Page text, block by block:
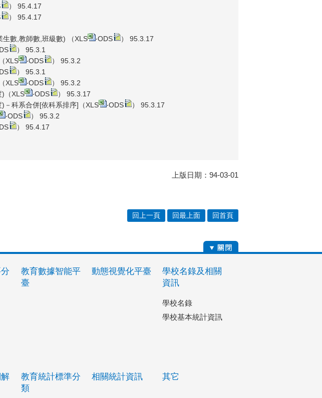
） 95.4.17
） 95.4.17
數,教師數,班級數) （XLS ‧ODS
） 95.3.17
） 95.3.1
XLS ‧ODS
） 95.3.2
） 95.3.1
XLS ‧ODS
） 95.3.2
（XLS ‧ODS
） 95.3.17
－科系合併[依科系排序]（XLS ‧ODS
） 95.3.17
‧ODS
） 95.3.2
） 95.4.17
上版日期：94-03-01
回上一頁 回最上面 回首頁
教育數據智能平
臺
動態視覺化平臺
學校名錄及相關
資訊
學校名錄
學校基本統計資訊
教育統計標準分
類
相關統計資訊 其它